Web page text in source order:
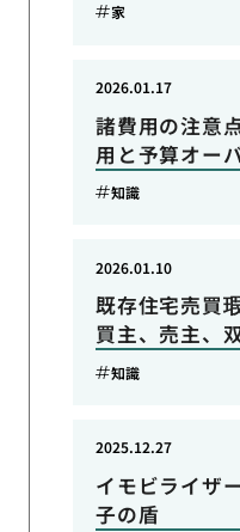
家
諸費用の注意
用と予算オー
2026.01.17
知識
既存住宅売買
買主、売主、
2026.01.10
知識
イモビライザ
子の盾
2025.12.27